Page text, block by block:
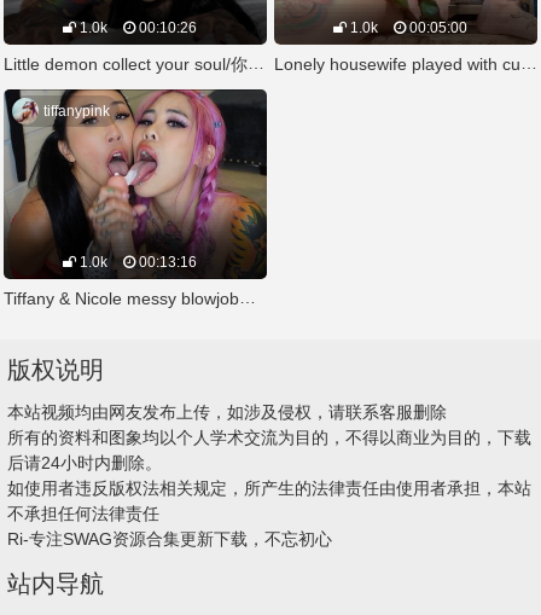
1.0k 00:10:26 1.0k 00:05:00
1.0k 00:13:16
tiffanypink
版权说明
本站视频均由网友发布上传，如涉及侵权，请联系客服删除
所有的资料和图象均以个人学术交流为目的，不得以商业为目的，下载
后请24小时内删除。
如使用者违反版权法相关规定，所产生的法律责任由使用者承担，本站
不承担任何法律责任
Ri-专注SWAG资源合集更新下载，不忘初心
站内导航